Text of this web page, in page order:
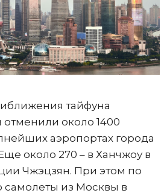
тайфуна
около 1400
аэропортах города
около 270 – в Ханчжоу в
Чжэцзян. При этом по
самолеты из Москвы в